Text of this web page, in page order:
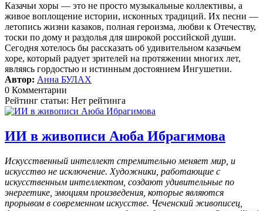
Казачьи хоры — это не просто музыкальные коллективы, а
живое воплощение истории, исконных традиций. Их песни —
летопись жизни казаков, полная героизма, любви к Отечеству,
тоски по дому и раздолья для широкой российской души.
Сегодня хотелось бы рассказать об удивительном казачьем
хоре, который радует зрителей на протяжении многих лет,
являясь гордостью и истинным достоянием Ингушетии.
Автор: Анна БУЛАХ
0 Комментарии
Рейтинг статьи: Нет рейтинга
ИИ в живописи Аюба Ибрагимова
Искусственный интеллект стремительно меняет мир, и
искусство не исключение. Художники, работающие с
искусственным интеллектом, создают удивительные по
энергетике, эмоциям произведения, которые являются
прорывом в современном искусстве. Чеченский живописец,